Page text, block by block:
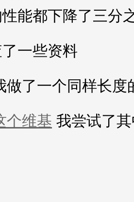
：0/1
7569870/
0/
0/589860
：盐：
：盐：
：纯
227.8
231.9
218.5
能都下降了三分
一些资料
做了一个同样长度
个维基 我尝试了